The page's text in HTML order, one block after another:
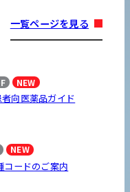
一覧ページを見る
NEW
向医薬品ガイド
NEW
コードのご案内